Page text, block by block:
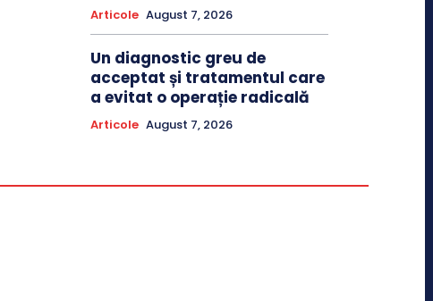
Articole August 7, 2026
Un diagnostic greu de
acceptat și tratamentul care
a evitat o operație radicală
Articole August 7, 2026